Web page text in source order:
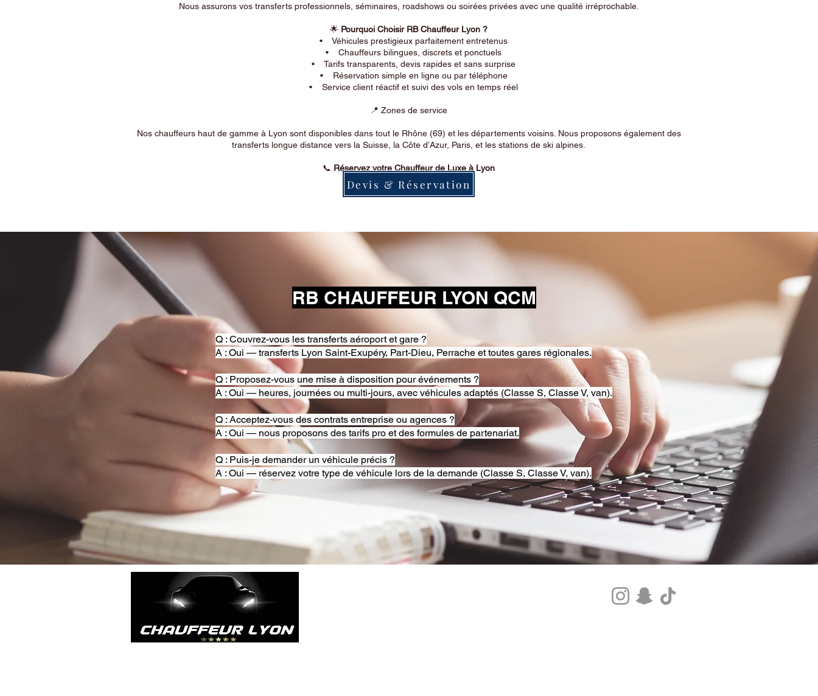
Nous assurons vos transferts professionnels, séminaires, roadshows ou soirées privées avec une qualité irréprochable.
🌟 Pourquoi Choisir RB Chauffeur Lyon ?
• Véhicules prestigieux parfaitement entretenus
• Chauffeurs bilingues, discrets et ponctuels
• Tarifs transparents, devis rapides et sans surprise
• Réservation simple en ligne ou par téléphone
• Service client réactif et suivi des vols en temps réel
📍 Zones de service
Nos chauffeurs haut de gamme à Lyon sont disponibles dans tout le Rhône (69) et les départements voisins. Nous proposons également des
transferts longue distance vers la Suisse, la Côte d’Azur, Paris, et les stations de ski alpines.
📞 Réservez votre Chauffeur de Luxe à Lyon
Devis & Réservation
RB CHAUFFEUR LYON QCM
Q : Couvrez-vous les transferts aéroport et gare ?
A : Oui — transferts Lyon Saint-Exupéry, Part-Dieu, Perrache et toutes gares régionales.
Q : Proposez-vous une mise à disposition pour événements ?
A : Oui — heures, journées ou multi-jours, avec véhicules adaptés (Classe S, Classe V, van).
Q : Acceptez-vous des contrats entreprise ou agences ?
A : Oui — nous proposons des tarifs pro et des formules de partenariat.
Q : Puis-je demander un véhicule précis ?
A : Oui — réservez votre type de véhicule lors de la demande (Classe S, Classe V, van).